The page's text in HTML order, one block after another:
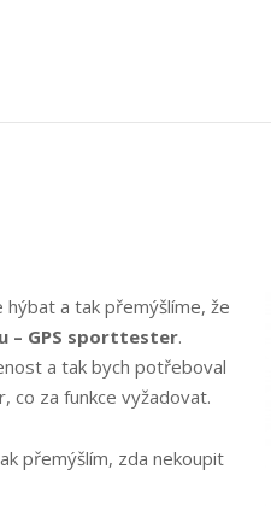
hýbat a tak přemýšlíme, že
– GPS sporttester.
a tak bych potřeboval
co za funkce vyžadovat.
přemýšlím, zda nekoupit